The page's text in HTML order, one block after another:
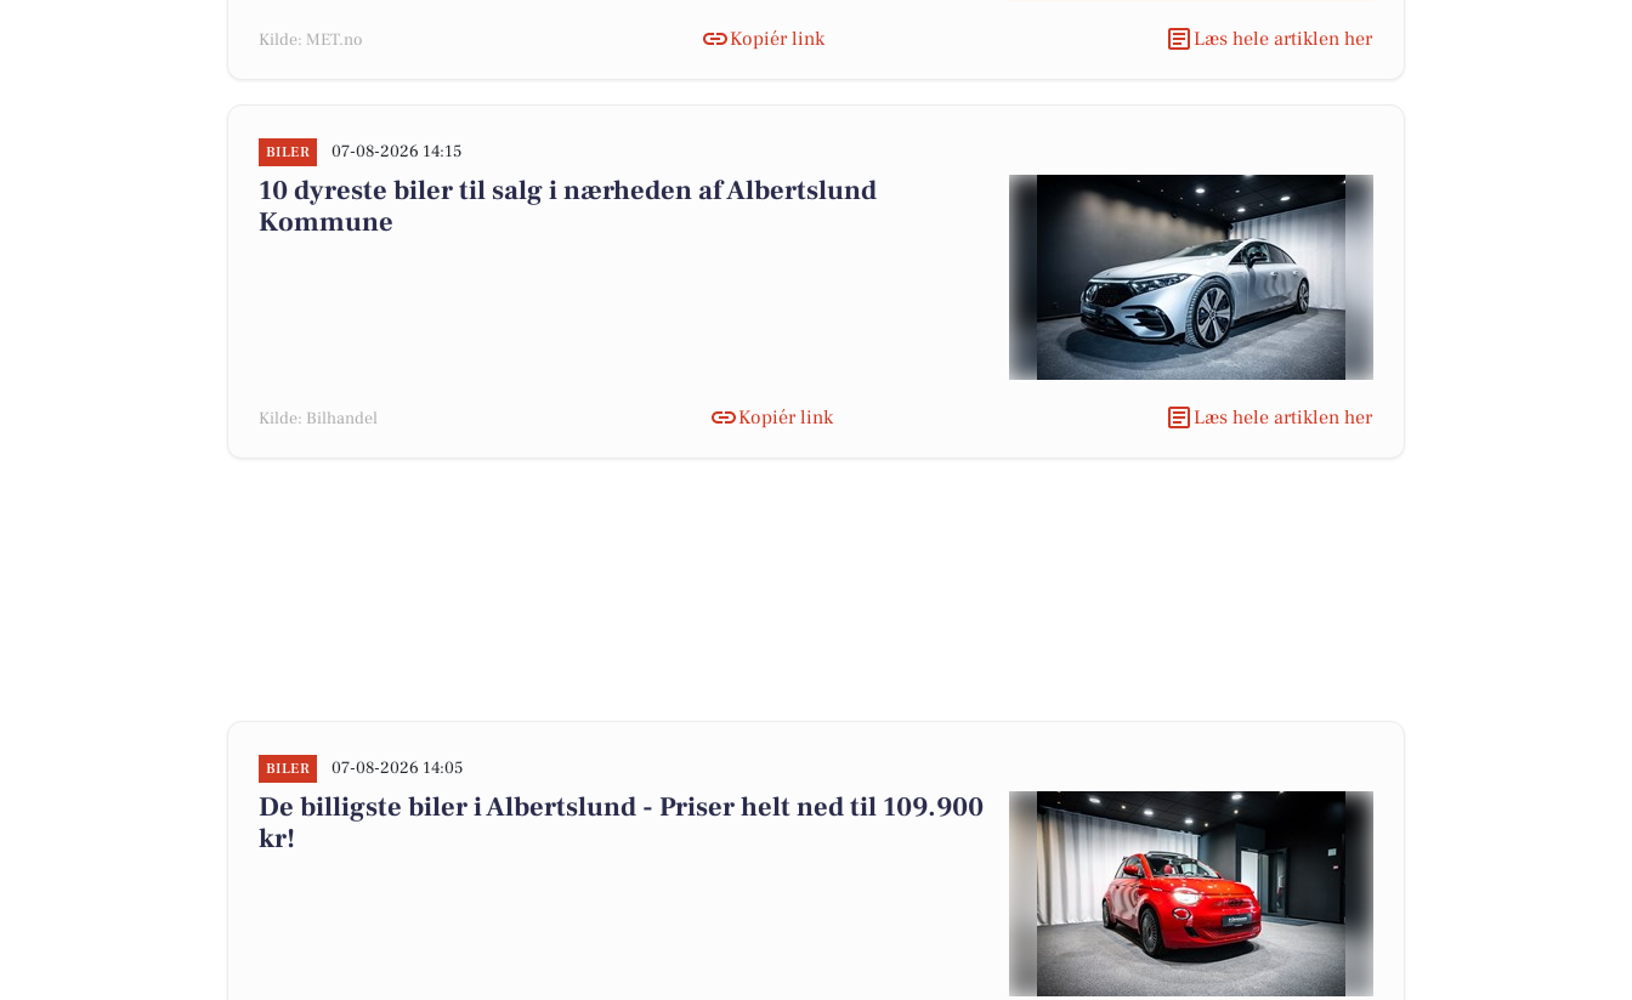
Kilde: MET.no Kopiér link Læs hele artiklen her
BILER 07-08-2026 14:15
10 dyreste biler til salg i nærheden af Albertslund
Kommune
Kilde: Bilhandel Kopiér link Læs hele artiklen her
BILER 07-08-2026 14:05
De billigste biler i Albertslund - Priser helt ned til 109.900
kr!